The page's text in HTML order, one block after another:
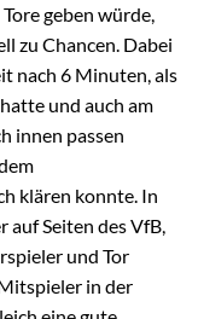
geben würde,
zu Chancen. Dabei
nach 6 Minuten, als
und auch am
innen passen
klären konnte. In
Seiten des VfB,
und Tor
in der